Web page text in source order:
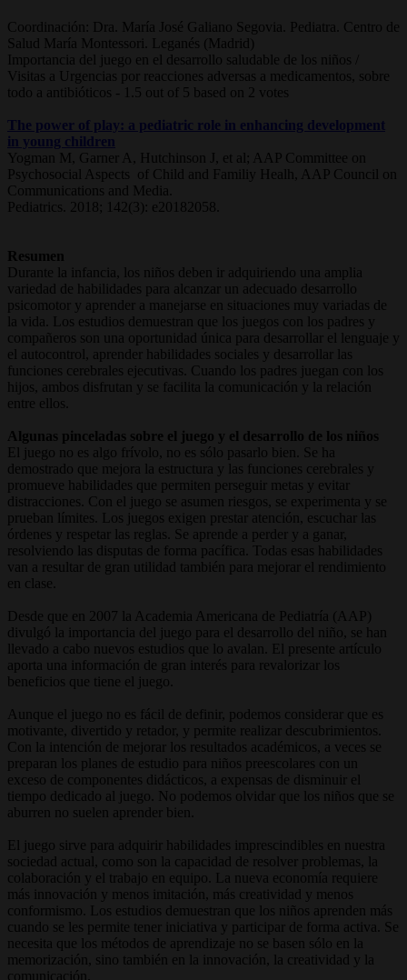
Coordinación: Dra. María José Galiano Segovia. Pediatra. Centro de
Salud María Montessori. Leganés (Madrid)
Importancia del juego en el desarrollo saludable de los niños /
Visitas a Urgencias por reacciones adversas a medicamentos, sobre
todo a antibióticos - 1.5 out of 5 based on 2 votes
The power of play: a pediatric role in enhancing development
in young children
Yogman M, Garner A, Hutchinson J, et al; AAP Committee on
Psychosocial Aspects of Child and Familiy Healh, AAP Council on
Communications and Media.
Pediatrics. 2018; 142(3): e20182058.
Resumen
Durante la infancia, los niños deben ir adquiriendo una amplia
variedad de habilidades para alcanzar un adecuado desarrollo
psicomotor y aprender a manejarse en situaciones muy variadas de
la vida. Los estudios demuestran que los juegos con los padres y
compañeros son una oportunidad única para desarrollar el lenguaje y
el autocontrol, aprender habilidades sociales y desarrollar las
funciones cerebrales ejecutivas. Cuando los padres juegan con los
hijos, ambos disfrutan y se facilita la comunicación y la relación
entre ellos.
Algunas pinceladas sobre el juego y el desarrollo de los niños
El juego no es algo frívolo, no es sólo pasarlo bien. Se ha
demostrado que mejora la estructura y las funciones cerebrales y
promueve habilidades que permiten perseguir metas y evitar
distracciones. Con el juego se asumen riesgos, se experimenta y se
prueban límites. Los juegos exigen prestar atención, escuchar las
órdenes y respetar las reglas. Se aprende a perder y a ganar,
resolviendo las disputas de forma pacífica. Todas esas habilidades
van a resultar de gran utilidad también para mejorar el rendimiento
en clase.
Desde que en 2007 la Academia Americana de Pediatría (AAP)
divulgó la importancia del juego para el desarrollo del niño, se han
llevado a cabo nuevos estudios que lo avalan. El presente artículo
aporta una información de gran interés para revalorizar los
beneficios que tiene el juego.
Aunque el juego no es fácil de definir, podemos considerar que es
motivante, divertido y retador, y permite realizar descubrimientos.
Con la intención de mejorar los resultados académicos, a veces se
preparan los planes de estudio para niños preescolares con un
exceso de componentes didácticos, a expensas de disminuir el
tiempo dedicado al juego. No podemos olvidar que los niños que se
aburren no suelen aprender bien.
El juego sirve para adquirir habilidades imprescindibles en nuestra
sociedad actual, como son la capacidad de resolver problemas, la
colaboración y el trabajo en equipo. La nueva economía requiere
más innovación y menos imitación, más creatividad y menos
conformismo. Los estudios demuestran que los niños aprenden más
cuando se les permite tener iniciativa y participar de forma activa. Se
necesita que los métodos de aprendizaje no se basen sólo en la
memorización, sino también en la innovación, la creatividad y la
comunicación.